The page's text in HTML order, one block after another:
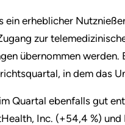
ein erheblicher
zur
übernommen
in dem das
Quartal ebenfalls gut
Inc. (+54,4 %) und